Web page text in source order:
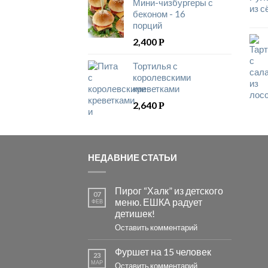
беконом - 16
порций
2,400Р
Тортилья с
королевскими
креветками
2,640Р
НЕДАВНИЕ СТАТЬИ
07
ФЕВ
Пирог “Халк” из детского
меню. ЕШКА радует
детишек!
Оставить комментарий
23
МАР
Фуршет на 15 человек
Оставить комментарий